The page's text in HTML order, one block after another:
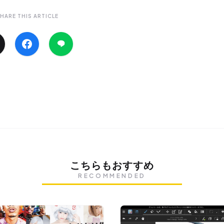
THIS ARTICLE
こちらもおすすめ
RECOMMENDED